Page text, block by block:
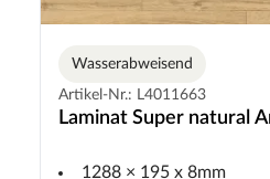
Wasserabweisend
Artikel-Nr.: L4011663
Laminat Super natural
1288 × 195 x 8mm